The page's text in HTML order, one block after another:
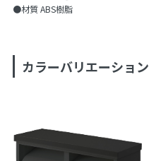
●材質 ABS樹脂
カラーバリエーション